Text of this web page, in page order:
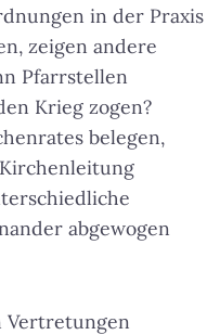
in der Praxis
zeigen andere
Pfarrstellen
Krieg zogen?
belegen,
abgewogen
Vertretungen